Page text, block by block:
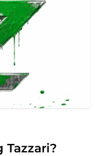
Tazzari?